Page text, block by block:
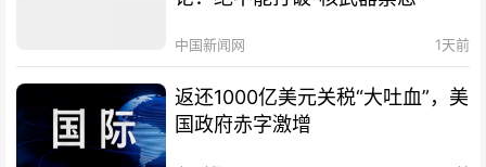
中国新闻网 1天前
返还1000亿美元关税“大吐血”，美
国政府赤字激增